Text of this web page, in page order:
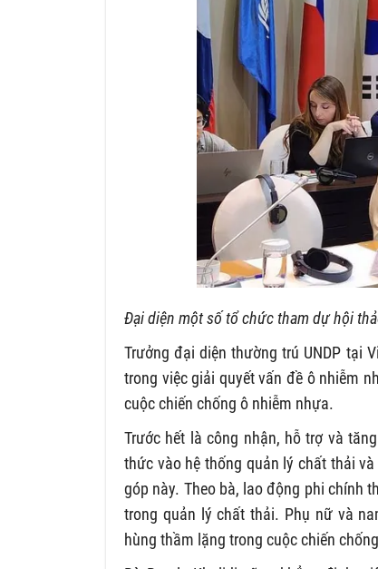
Đại diện một số tổ chức tham dự hội
Trưởng đại diện thường trú UNDP tại
trong việc giải quyết vấn đề ô nhiễm
cuộc chiến chống ô nhiễm nhựa.
Trước hết là công nhận, hỗ trợ và
thức vào hệ thống quản lý chất thải
góp này. Theo bà, lao động phi chính
trong quản lý chất thải. Phụ nữ và
hùng thầm lặng trong cuộc chiến